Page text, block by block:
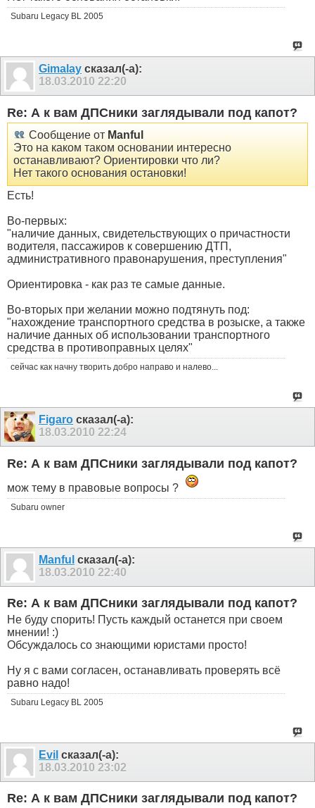
Subaru Legacy BL 2005
Gimalay сказал(-а):
18.03.2010 22:20
Re: А к вам ДПСники заглядывали под капот?
Сообщение от Manful
Это на каком таком основании интересно
останавливают? Ориентировки что ли?
Нет такого основания остановки!
Есть!
Во-первых:
"наличие данных, свидетельствующих о причастности
водителя, пассажиров к совершению ДТП,
административного правонарушения, преступления"
Ориентировка - как раз те самые данные.
Во-вторых при желании можно подтянуть под:
"нахождение транспортного средства в розыске, а также
наличие данных об использовании транспортного
средства в противоправных целях"
сейчас как начну творить добро направо и налево...
Figaro сказал(-а):
18.03.2010 22:24
Re: А к вам ДПСники заглядывали под капот?
мож тему в правовые вопросы ?
Subaru owner
Manful сказал(-а):
18.03.2010 22:40
Re: А к вам ДПСники заглядывали под капот?
Не буду спорить! Пусть каждый останется при своем
мнении! :)
Обсуждалось со знающими юристами просто!
Ну я с вами согласен, останавливать проверять всё
равно надо!
Subaru Legacy BL 2005
Evil сказал(-а):
18.03.2010 23:02
Re: А к вам ДПСники заглядывали под капот?